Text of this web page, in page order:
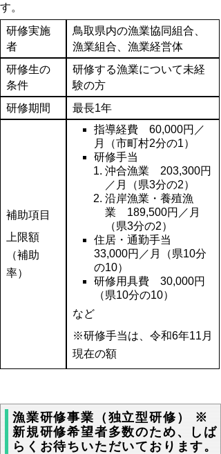
す。
研修実施
者
鳥取県内の漁業協同組合、
漁業組合、漁業経営体
研修生の
条件
研修する漁業について未経
験の方
研修期間
最長1年
補助項目
上限額
（補助
率）
指導経費 60,000円／
月（市町村2分の1）
研修手当
沖合漁業 203,300円
／月（県3分の2）
沿岸漁業・養殖漁
業 189,500円／月
（県3分の2）
住居・通勤手当
33,000円／月（県10分
の10）
研修用具費 30,000円
（県10分の10）
など
※研修手当は、令和6年11月
現在の額
漁業研修事業（独立型研修） ※
新規研修希望者多数のため、しば
らくお待ちいただいております。